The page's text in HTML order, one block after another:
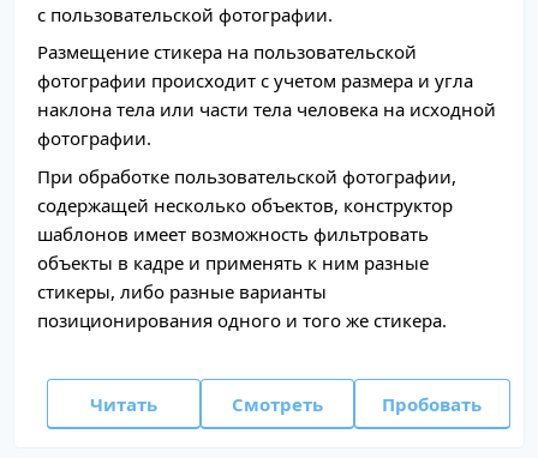
с пользовательской фотографии.
Размещение стикера на пользовательской
фотографии происходит с учетом размера и угла
наклона тела или части тела человека на исходной
фотографии.
При обработке пользовательской фотографии,
содержащей несколько объектов, конструктор
шаблонов имеет возможность фильтровать
объекты в кадре и применять к ним разные
стикеры, либо разные варианты
позиционирования одного и того же стикера.
Читать Смотреть Пробовать